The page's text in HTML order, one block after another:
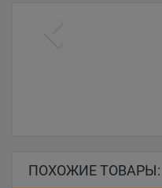
ПОХОЖИЕ ТОВАРЫ: